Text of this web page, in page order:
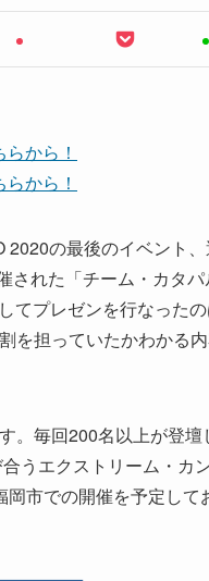
から！
から！
の最後のイベント
された「チーム・カタ
プレゼンを行なったの
を担っていたかわかる
。毎回200名以上が登
うエクストリーム・カ
市での開催を予定して